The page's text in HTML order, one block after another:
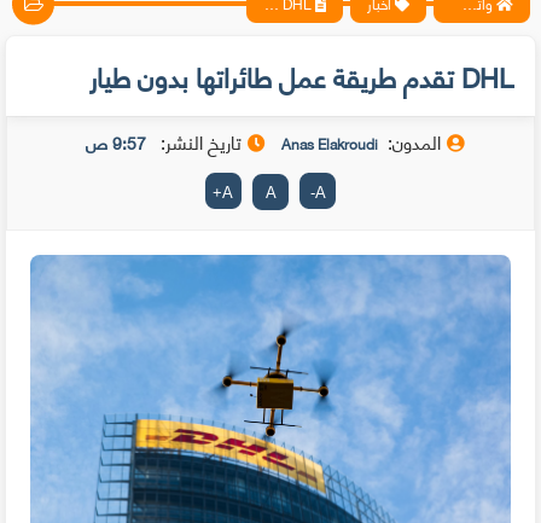
DHL تقدم طريقة عمل طائراتها بدون طيار
المدون: Anas Elakroudi تاريخ النشر: 9:57 ص
A
-
A
A
+